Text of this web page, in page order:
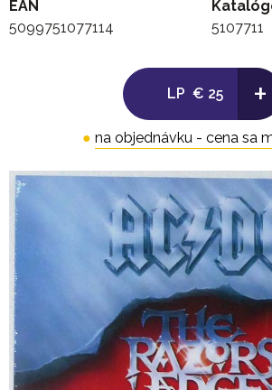
6. Rock Your Heart Out 4:06
7. Are You Ready 4:10
8. Got You By The Balls 4:29
9. Shot Of Love 3:57
10. Lets Make It 3:32
11. Goodbye And Good Riddance
12. If You Dare 3:11
EAN
5099751077114
5107711
LP € 25 +
● na objednávku - cena sa